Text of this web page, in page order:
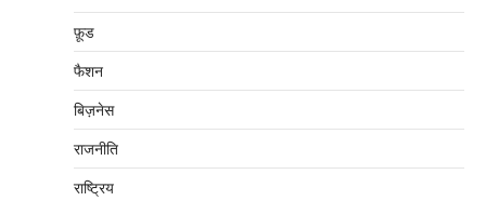
फ़ूड
फैशन
बिज़नेस
राजनीति
राष्ट्रिय